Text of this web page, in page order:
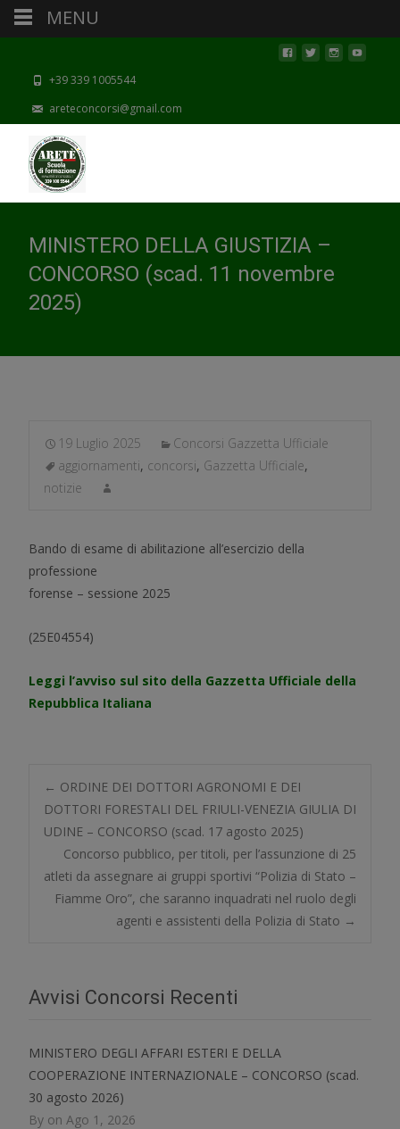
+39 339 1005544
areteconcorsi@gmail.com
MINISTERO DELLA GIUSTIZIA –
CONCORSO (scad. 11 novembre
2025)
19 Luglio 2025
Concorsi Gazzetta Ufficiale
aggiornamenti, concorsi, Gazzetta Ufficiale,
notizie
Bando di esame di abilitazione all’esercizio della
professione
forense – sessione 2025
(25E04554)
Leggi l’avviso sul sito della Gazzetta Ufficiale della
Repubblica Italiana
Post
navigation
← ORDINE DEI DOTTORI AGRONOMI E DEI
DOTTORI FORESTALI DEL FRIULI-VENEZIA GIULIA DI
UDINE – CONCORSO (scad. 17 agosto 2025)
Concorso pubblico, per titoli, per l’assunzione di 25
atleti da assegnare ai gruppi sportivi “Polizia di Stato –
Fiamme Oro”, che saranno inquadrati nel ruolo degli
agenti e assistenti della Polizia di Stato →
Avvisi Concorsi Recenti
MINISTERO DEGLI AFFARI ESTERI E DELLA
COOPERAZIONE INTERNAZIONALE – CONCORSO (scad.
30 agosto 2026)
By on Ago 1, 2026
MENU